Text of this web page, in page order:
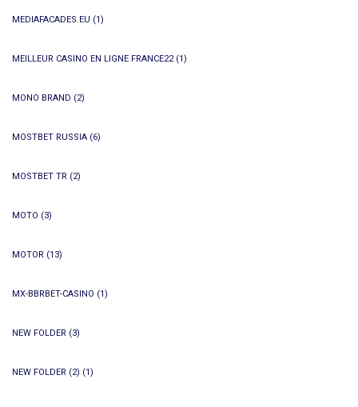
MEDIAFACADES.EU (1)
MEILLEUR CASINO EN LIGNE FRANCE22(1)
MONO BRAND (2)
MOSTBET RUSSIA (6)
MOSTBET TR (2)
MOTO (3)
MOTOR (13)
MX-BBRBET-CASINO (1)
NEW FOLDER (3)
NEW FOLDER (2) (1)